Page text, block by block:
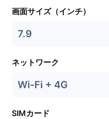
画面サイズ（インチ）
7.9
ネットワーク
Wi-Fi + 4G
SIMカード